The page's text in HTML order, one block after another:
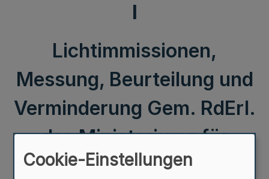
I
Lichtimmissionen,
Messung, Beurteilung und
Verminderung Gem. RdErl.
des Ministeriums für
Klimaschutz, Umwelt,
Cookie-Einstellungen